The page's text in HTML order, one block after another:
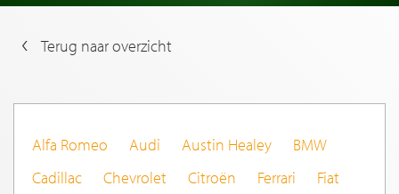
Terug naar overzicht
Alfa Romeo Audi Austin Healey
BMW
Cadillac
Chevrolet Citroën Ferrari
Fiat